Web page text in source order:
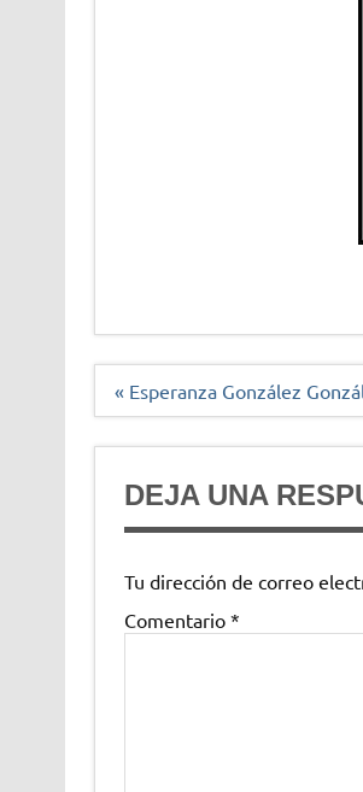
Navegación
« Esperanza González
DEJA UNA
Tu dirección de correo
Comentario *